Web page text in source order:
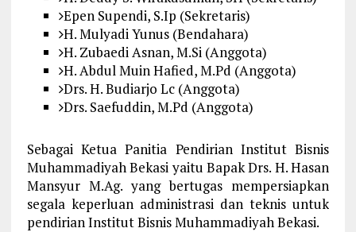
Epen Supendi, S.Ip (Sekretaris)
H. Mulyadi Yunus (Bendahara)
H. Zubaedi Asnan, M.Si (Anggota)
H. Abdul Muin Hafied, M.Pd (Anggota)
Drs. H. Budiarjo Lc (Anggota)
Drs. Saefuddin, M.Pd (Anggota)
Sebagai Ketua Panitia Pendirian Institut Bisnis
Muhammadiyah Bekasi yaitu Bapak Drs. H. Hasan
Mansyur M.Ag. yang bertugas mempersiapkan
segala keperluan administrasi dan teknis untuk
pendirian Institut Bisnis Muhammadiyah Bekasi.